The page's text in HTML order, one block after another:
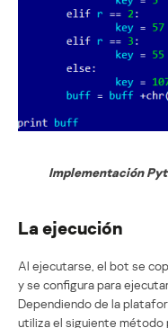
Implementación
La ejecución
Al ejecutarse, el bot se
y se configura para
Dependiendo de la
utiliza el siguiente método